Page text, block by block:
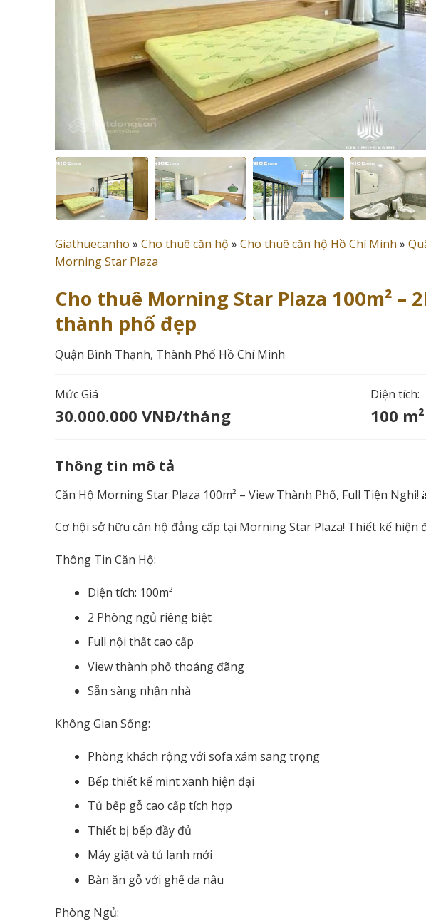
Giathuecanho » Cho thuê căn hộ » Cho thuê căn hộ Hồ Chí Minh »
Morning Star Plaza
Cho thuê Morning Star Plaza 100m² –
thành phố đẹp
Quận Bình Thạnh, Thành Phố Hồ Chí Minh
Mức Giá
30.000.000 VNĐ/tháng
Diện tích:
100 m²
Thông tin mô tả
Căn Hộ Morning Star Plaza 100m² – View Thành Phố, Full Tiện Nghi!
Cơ hội sở hữu căn hộ đẳng cấp tại Morning Star Plaza! Thiết kế hiện
Thông Tin Căn Hộ:
Diện tích: 100m²
2 Phòng ngủ riêng biệt
Full nội thất cao cấp
View thành phố thoáng đãng
Sẵn sàng nhận nhà
Không Gian Sống:
Phòng khách rộng với sofa xám sang trọng
Bếp thiết kế mint xanh hiện đại
Tủ bếp gỗ cao cấp tích hợp
Thiết bị bếp đầy đủ
Máy giặt và tủ lạnh mới
Bàn ăn gỗ với ghế da nâu
Phòng Ngủ: